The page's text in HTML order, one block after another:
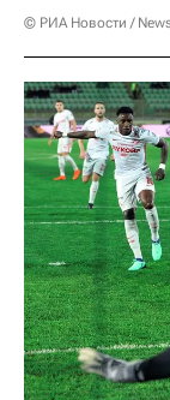
© РИА Новости /